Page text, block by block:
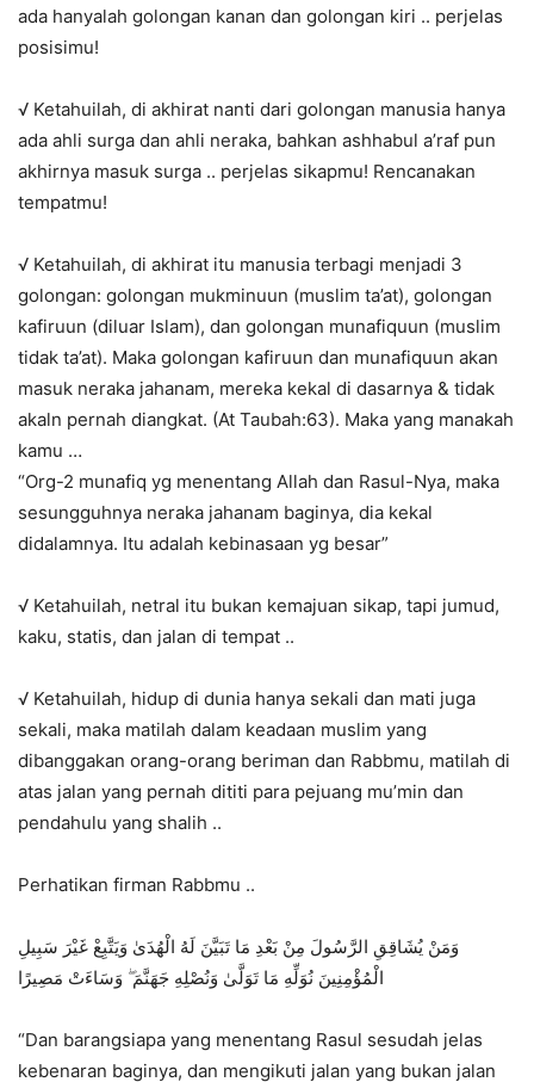
ada hanyalah golongan kanan dan golongan kiri .. perjelas
posisimu!
√ Ketahuilah, di akhirat nanti dari golongan manusia hanya
ada ahli surga dan ahli neraka, bahkan ashhabul a’raf pun
akhirnya masuk surga .. perjelas sikapmu! Rencanakan
tempatmu!
√ Ketahuilah, di akhirat itu manusia terbagi menjadi 3
golongan: golongan mukminuun (muslim ta’at), golongan
kafiruun (diluar Islam), dan golongan munafiquun (muslim
tidak ta’at). Maka golongan kafiruun dan munafiquun akan
masuk neraka jahanam, mereka kekal di dasarnya & tidak
akaln pernah diangkat. (At Taubah:63). Maka yang manakah
kamu …
“Org-2 munafiq yg menentang Allah dan Rasul-Nya, maka
sesungguhnya neraka jahanam baginya, dia kekal
didalamnya. Itu adalah kebinasaan yg besar”
√ Ketahuilah, netral itu bukan kemajuan sikap, tapi jumud,
kaku, statis, dan jalan di tempat ..
√ Ketahuilah, hidup di dunia hanya sekali dan mati juga
sekali, maka matilah dalam keadaan muslim yang
dibanggakan orang-orang beriman dan Rabbmu, matilah di
atas jalan yang pernah dititi para pejuang mu’min dan
pendahulu yang shalih ..
Perhatikan firman Rabbmu ..
وَمَنْ يُشَاقِقِ الرَّسُولَ مِنْ بَعْدِ مَا تَبَيَّنَ لَهُ الْهُدَىٰ وَيَتَّبِعْ غَيْرَ سَبِيلِ
الْمُؤْمِنِينَ نُوَلِّهِ مَا تَوَلَّىٰ وَنُصْلِهِ جَهَنَّمَ ۖ وَسَاءَتْ مَصِيرًا
“Dan barangsiapa yang menentang Rasul sesudah jelas
kebenaran baginya, dan mengikuti jalan yang bukan jalan